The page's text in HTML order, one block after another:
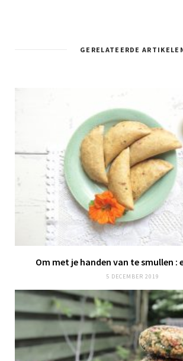
GERELATEERDE
Om met je handen van te smullen :
5 DECEMBER 2019